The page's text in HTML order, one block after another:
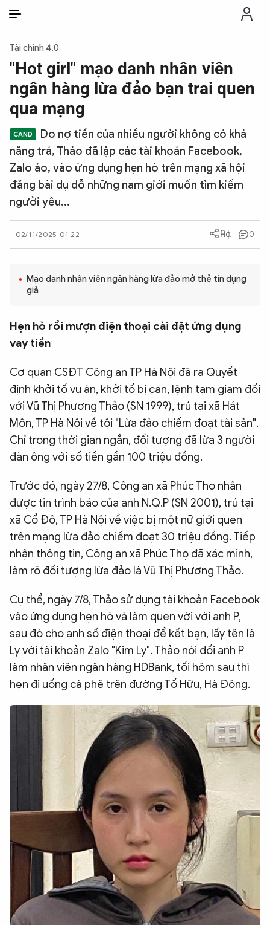
THỜI SỰ
CHỐNG DIỄN BIẾN HÒA BÌNH
CÔNG AN TRONG LÒNG DÂN
XÃ HỘI
PHÁP LUẬT
CÔNG NGHỆ
QUỐC TẾ
VĂN HÓA - THỂ THAO
ĐA PHƯƠNG TIỆN
eMagazine
Podcast
Video Ảnh
Chuyên trang An ninh thế giớiVăn nghệ Công an
Chuyên đề
Tài chính 4.0
"Hot girl" mạo danh nhân viên
ngân hàng lừa đảo bạn trai quen
qua mạng
Do nợ tiền của nhiều người không có khả
năng trả, Thảo đã lập các tài khoản Facebook,
Zalo ảo, vào ứng dụng hẹn hò trên mạng xã hội
đăng bài dụ dỗ những nam giới muốn tìm kiếm
người yêu...
02/11/2025 01:22 0
Mạo danh nhân viên ngân hàng lừa đảo mở thẻ tín dụng
giả
Hẹn hò rồi mượn điện thoại cài đặt ứng dụng
vay tiền
Cơ quan CSĐT Công an TP Hà Nội đã ra Quyết
định khởi tố vụ án, khởi tố bị can, lệnh tạm giam đối
với Vũ Thị Phương Thảo (SN 1999), trú tại xã Hát
Môn, TP Hà Nội về tội "Lừa đảo chiếm đoạt tài sản".
Chỉ trong thời gian ngắn, đối tượng đã lừa 3 người
đàn ông với số tiền gần 100 triệu đồng.
Trước đó, ngày 27/8, Công an xã Phúc Thọ nhận
được tin trình báo của anh N.Q.P (SN 2001), trú tại
xã Cổ Đô, TP Hà Nội về việc bị một nữ giới quen
trên mạng lừa đảo chiếm đoạt 30 triệu đồng. Tiếp
nhận thông tin, Công an xã Phúc Thọ đã xác minh,
làm rõ đối tượng lừa đảo là Vũ Thị Phương Thảo.
Cụ thể, ngày 7/8, Thảo sử dụng tài khoản Facebook
vào ứng dụng hẹn hò và làm quen với với anh P,
sau đó cho anh số điện thoại để kết bạn, lấy tên là
Ly với tài khoản Zalo "Kim Ly". Thảo nói dối anh P
làm nhân viên ngân hàng HDBank, tối hôm sau thì
hẹn đi uống cà phê trên đường Tố Hữu, Hà Đông.